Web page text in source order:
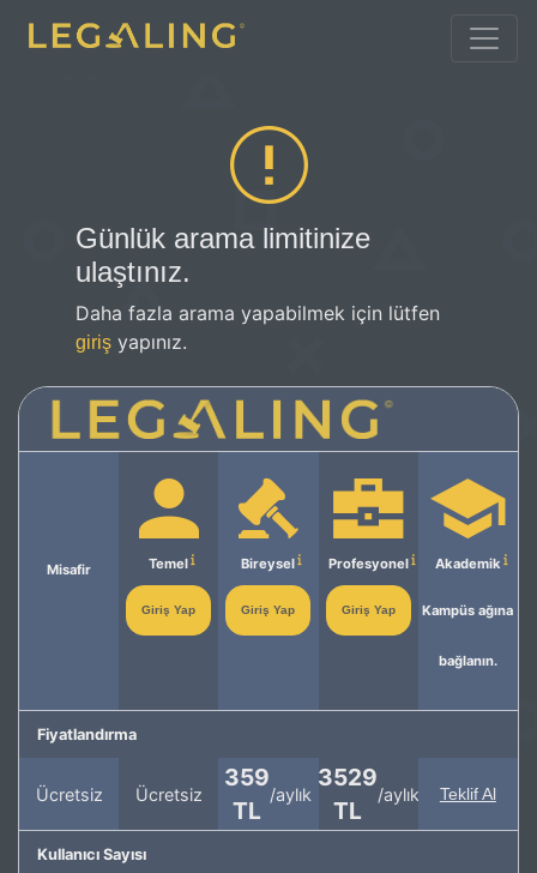
Günlük arama limitinize
ulaştınız.
Daha fazla arama yapabilmek için lütfen
giriş yapınız.
Misafir Temel
Giriş Yap
Bireysel
Giriş Yap
Profesyonel
Giriş Yap
Akademik
Kampüs ağına
bağlanın.
Fiyatlandırma
Ücretsiz Ücretsiz
359
TL
/aylık
3529
TL
/aylık Teklif Al
Kullanıcı Sayısı